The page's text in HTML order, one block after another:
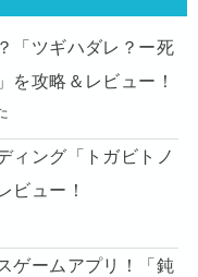
「ツギハダレ？ー死
を攻略＆レビュー！
ィング「トガビトノ
ビュー！
ゲームアプリ！「鈍